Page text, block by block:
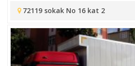
72119 sokak No 16 kat 2